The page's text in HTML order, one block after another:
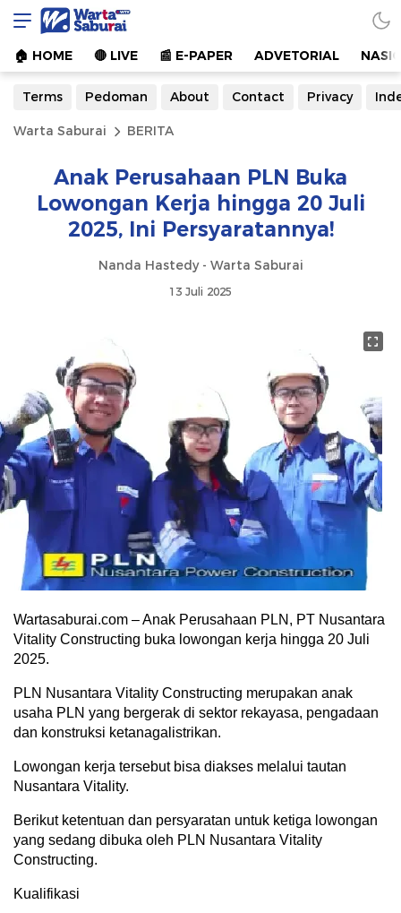
Warta Saburai
Sumber Informasi Terkini
🏠︎ HOME 🔴 LIVE 📰 E-PAPER ADVETORIAL
Terms Pedoman About Contact Privacy
Warta Saburai BERITA
Anak Perusahaan PLN Buka
Lowongan Kerja hingga 20 Juli
2025, Ini Persyaratannya!
Nanda Hastedy - Warta Saburai
13 Juli 2025
Wartasaburai.com – Anak Perusahaan PLN, PT Nusantara
Vitality Constructing buka lowongan kerja hingga 20 Juli
2025.
PLN Nusantara Vitality Constructing merupakan anak
usaha PLN yang bergerak di sektor rekayasa, pengadaan
dan konstruksi ketanagalistrikan.
Lowongan kerja tersebut bisa diakses melalui tautan
Nusantara Vitality.
Berikut ketentuan dan persyaratan untuk ketiga lowongan
yang sedang dibuka oleh PLN Nusantara Vitality
Constructing.
Kualifikasi